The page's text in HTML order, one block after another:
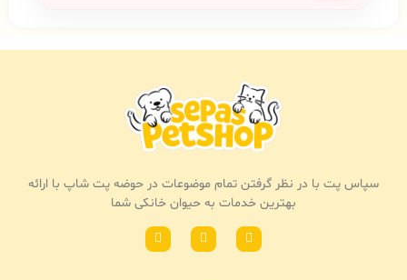
سپاس پت با در نظر گرفتن تمام موضوعات در حوضه پت شاپ با ارائه
بهترین خدمات به حیوان خانکی شما